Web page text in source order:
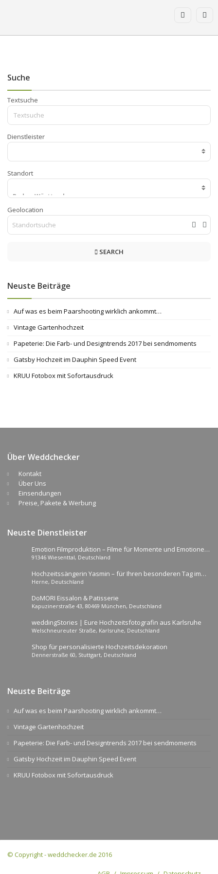
Suche
Textsuche
Dienstleister
Standort
Geolocation
SEARCH
Neuste Beiträge
Auf was es beim Paarshooting wirklich ankommt…
Vintage Gartenhochzeit
Papeterie: Die Farb- und Designtrends 2017 bei sendmoments
Gatsby Hochzeit im Dauphin Speed Event
KRUU Fotobox mit Sofortausdruck
Über Weddchecker
Kontakt
Über Uns
Einsendungen
Preise, Pakete & Werbung
Neuste Dienstleister
Emotion Filmproduktion – Filme für Momente und Emotionen
die so nicht wiederkommen
91346 Wiesenttal, Deutschland
Hochzeitssängerin Yasmin – für Ihren besonderen Tag im
Ruhrgebiet
Herne, Deutschland
DoMORI Eissalon & Patisserie
Kapuzinerstraße 43, 80469 München, Deutschland
weddingStories | Eure Hochzeitsfotografin aus Karlsruhe
Welschneureuter Straße, Karlsruhe, Deutschland
Shop für personalisierte Hochzeitsdekoration
Dennerstraße 60, Stuttgart, Deutschland
Neuste Beiträge
Auf was es beim Paarshooting wirklich ankommt…
Vintage Gartenhochzeit
Papeterie: Die Farb- und Designtrends 2017 bei sendmoments
Gatsby Hochzeit im Dauphin Speed Event
KRUU Fotobox mit Sofortausdruck
© Copyright - weddchecker.de 2016